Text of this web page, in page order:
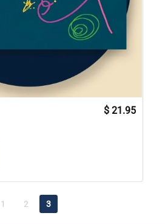
$ 21.95
1 2 3